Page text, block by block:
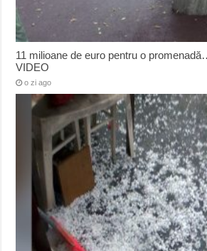
11 milioane de euro pentru o
VIDEO
o zi ago